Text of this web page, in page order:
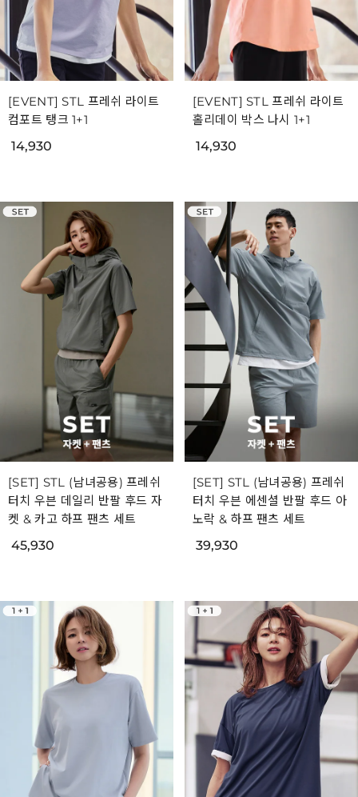
[EVENT] STL 프레쉬 라이트
컴포트 탱크 1+1
14,930
[EVENT] STL 프레쉬 라이트
홀리데이 박스 나시 1+1
14,930
[SET] STL (남녀공용) 프레쉬
터치 우븐 데일리 반팔 후드 자
켓 & 카고 하프 팬츠 세트
45,930
[SET] STL (남녀공용) 프레쉬
터치 우븐 에센셜 반팔 후드 아
노락 & 하프 팬츠 세트
39,930